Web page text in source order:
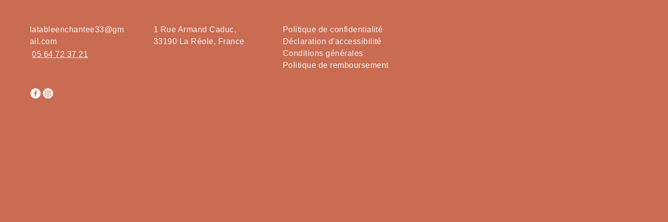
latableenchantee33@gm
ail.com
1 Rue Armand Caduc,
33190 La Réole, France
05 64 72 37 21
Politique de confidentialité
Déclaration d'accessibilité
Conditions générales
Politique de remboursement